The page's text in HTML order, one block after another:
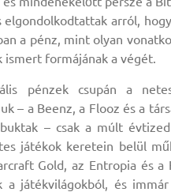
arról,
a pénz, mint olyan
ismert formájának a végét.
pénzek csupán a
– a Beenz, a Flooz és a
– csak a múlt
játékok keretein belül
Gold, az Entropia és
játékvilágokból, és